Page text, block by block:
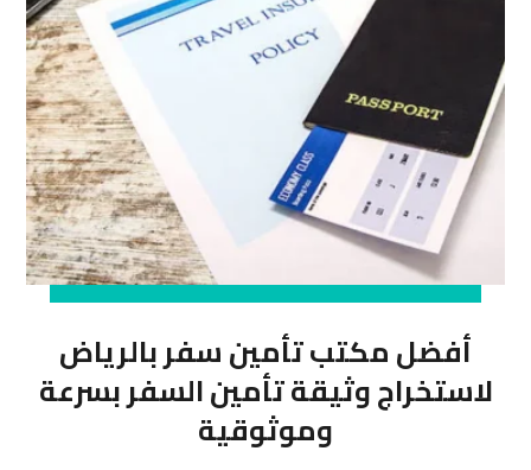
أفضل مكتب تأمين سفر بالرياض
لاستخراج وثيقة تأمين السفر بسرعة
وموثوقية